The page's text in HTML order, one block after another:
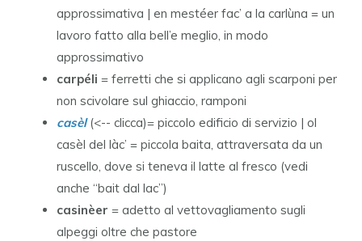
approssimativa | en mestéer fac’ a la carlùna = un
lavoro fatto alla bell’e meglio, in modo
approssimativo
carpéli = ferretti che si applicano agli scarponi per
non scivolare sul ghiaccio, ramponi
casèl (<-- clicca)= piccolo edificio di servizio | ol
casèl del làc’ = piccola baita, attraversata da un
ruscello, dove si teneva il latte al fresco (vedi
anche “bait dal lac”)
casinèer = adetto al vettovagliamento sugli
alpeggi oltre che pastore